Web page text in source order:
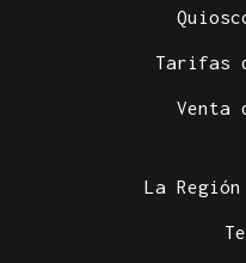
Tarifas
Venta
La